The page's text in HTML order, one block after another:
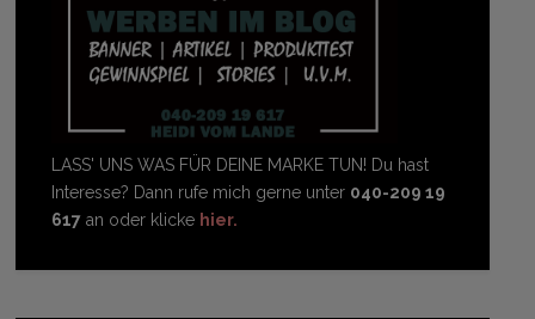
LASS' UNS WAS FÜR DEINE MARKE TUN! Du hast
Interesse? Dann rufe mich gerne unter 040-209 19
617 an oder klicke hier.